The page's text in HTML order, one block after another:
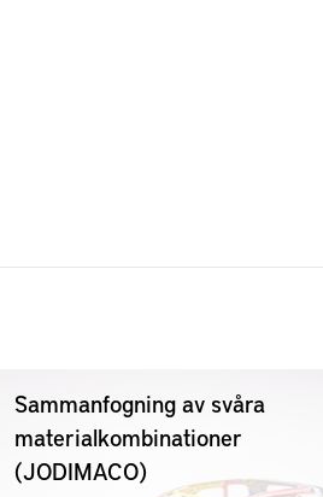
Sammanfogning av svåra
materialkombinationer
(JODIMACO)